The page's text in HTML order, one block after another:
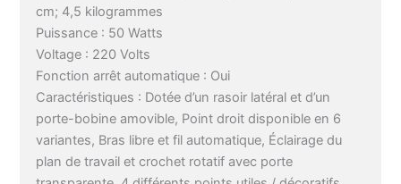
cm; 4,5 kilogrammes
Puissance : 50 Watts
Voltage : 220 Volts
Fonction arrêt automatique : Oui
Caractéristiques : Dotée d’un rasoir latéral et d’un
porte-bobine amovible, Point droit disponible en 6
variantes, Bras libre et fil automatique, Éclairage du
plan de travail et crochet rotatif avec porte